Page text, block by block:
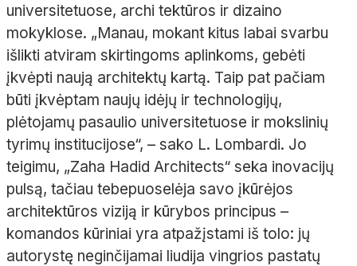
universitetuose, archi tektūros ir dizaino
mokyklose. „Manau, mokant kitus labai svarbu
išlikti atviram skirtingoms aplinkoms, gebėti
įkvėpti naują architektų kartą. Taip pat pačiam
būti įkvėptam naujų idėjų ir technologijų,
plėtojamų pasaulio universitetuose ir mokslinių
tyrimų institucijose“, – sako L. Lombardi. Jo
teigimu, „Zaha Hadid Architects“ seka inovacijų
pulsą, tačiau tebepuoselėja savo įkūrėjos
architektūros viziją ir kūrybos principus –
komandos kūriniai yra atpažįstami iš tolo: jų
autorystę neginčijamai liudija vingrios pastatų